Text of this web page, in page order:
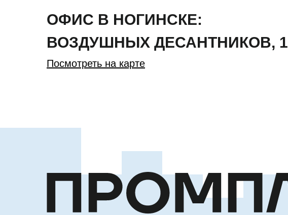
ОФИС В НОГИНСКЕ:
ВОЗДУШНЫХ ДЕСАНТНИКОВ, 1
Посмотреть на карте